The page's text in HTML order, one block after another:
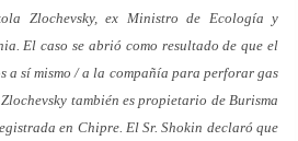
Zlochevsky, ex Ministro de Ecología y
El caso se abrió como resultado de que el
a sí mismo / a la compañía para perforar gas
también es propietario de Burisma
en Chipre. El Sr. Shokin declaró que